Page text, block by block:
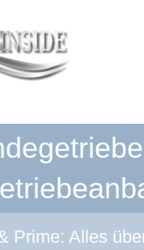
Prime: Alles